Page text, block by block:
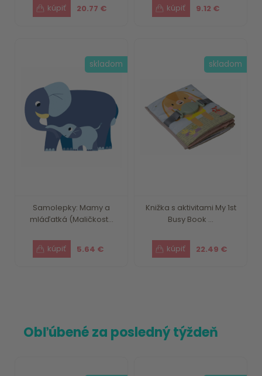
20.77 € 9.12 €
Samolepky: Mamy a
mláďatká (Maličkost...
5.64 €
skladom
Knižka s aktivitami My 1st
Busy Book ...
22.49 €
skladom
Obľúbené za posledný týždeň